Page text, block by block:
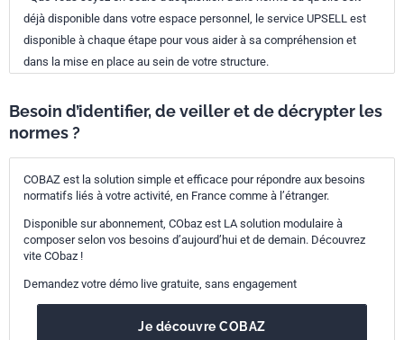
déjà disponible dans votre espace personnel, le service UPSELL est
disponible à chaque étape pour vous aider à sa compréhension et
dans la mise en place au sein de votre structure.
Besoin d’identifier, de veiller et de décrypter les
normes ?
COBAZ est la solution simple et efficace pour répondre aux besoins
normatifs liés à votre activité, en France comme à l’étranger.
Disponible sur abonnement, CObaz est LA solution modulaire à
composer selon vos besoins d’aujourd’hui et de demain. Découvrez
vite CObaz !
Demandez votre démo live gratuite, sans engagement
Je découvre COBAZ